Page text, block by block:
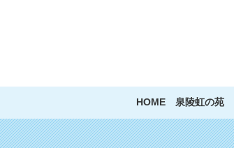
HOME 泉陵虹の苑